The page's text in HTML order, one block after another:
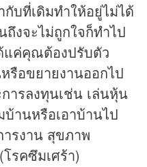
บที่เดิมทำให้อยู่ไม่ได้
งจะไม่ถูกใจก็ทำไป
แค่คุณต้องปรับตัว
รือขยายงานออกไป
ารลงทุนเช่น เล่นหุ้น
านหรือเอาบ้านไป
รงาน สุขภาพ
รคซึมเศร้า)